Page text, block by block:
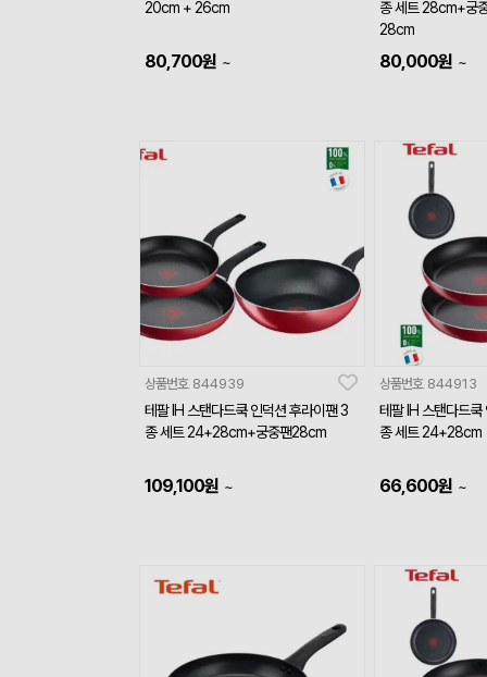
20cm + 26cm
80,700원 ~
종 세트 28cm+궁
28cm
80,000원 ~
상품번호 844939
테팔 IH 스탠다드쿡 인덕션 후라이팬 3
종 세트 24+28cm+궁중팬28cm
109,100원 ~
상품번호 844913
테팔 IH 스탠다드쿡
종 세트 24+28cm
66,600원 ~